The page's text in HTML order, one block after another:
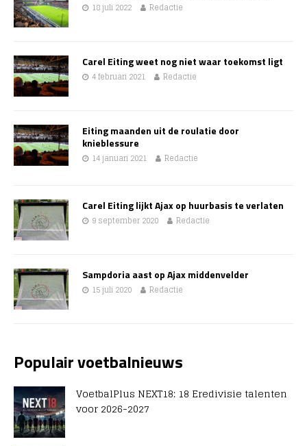
18 juli 2022 Redactie
Carel Eiting weet nog niet waar toekomst ligt
4 februari 2021 Redactie
Eiting maanden uit de roulatie door
knieblessure
14 januari 2021 Redactie
Carel Eiting lijkt Ajax op huurbasis te verlaten
9 september 2020 Redactie
Sampdoria aast op Ajax middenvelder
15 juli 2020 Redactie
Populair voetbalnieuws
VoetbalPlus NEXT18: 18 Eredivisie talenten
voor 2026-2027